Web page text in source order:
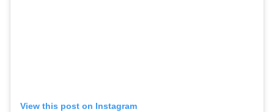
View this post on Instagram